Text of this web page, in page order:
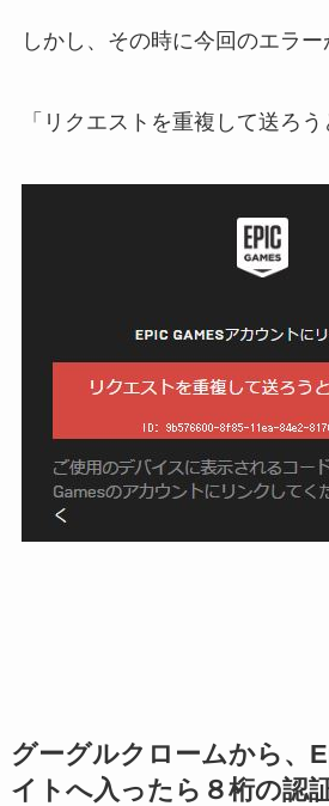
しかし、その時に今回のエラー
「リクエストを重複して送ろう
グーグルクロームから、
イトへ入ったら８桁の認